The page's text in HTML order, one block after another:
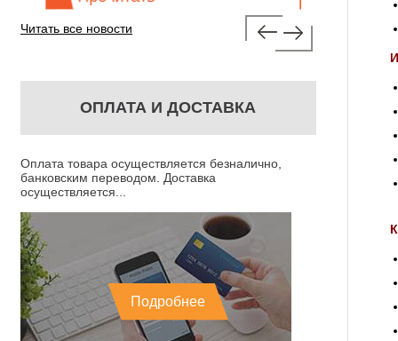
Читать все новости
ОПЛАТА И ДОСТАВКА
Оплата товара осуществляется безналично,
банковским переводом. Доставка
осуществляется...
Подробнее